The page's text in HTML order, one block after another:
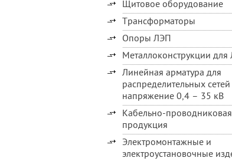
Щитовое оборудование
Трансформаторы
Опоры ЛЭП
Металлоконструкции
Линейная арматура для
распределительных
напряжение 0,4 – 35 кВ
Кабельно-проводниковая
продукция
Электромонтажные и
электроустановочные